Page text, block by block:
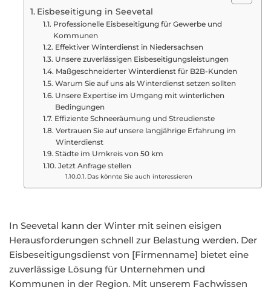
Eisbeseitigung in Seevetal
Professionelle Eisbeseitigung für Gewerbe und
Kommunen
Effektiver Winterdienst in Niedersachsen
Unsere zuverlässigen Eisbeseitigungsleistungen
Maßgeschneiderter Winterdienst für B2B-Kunden
Warum Sie auf uns als Winterdienst setzen sollten
Unsere Expertise im Umgang mit winterlichen
Bedingungen
Effiziente Schneeräumung und Streudienste
Vertrauen Sie auf unsere langjährige Erfahrung im
Winterdienst
Städte im Umkreis von 50 km
Jetzt Anfrage stellen
Das könnte Sie auch interessieren
In Seevetal kann der Winter mit seinen eisigen
Herausforderungen schnell zur Belastung werden. Der
Eisbeseitigungsdienst von [Firmenname] bietet eine
zuverlässige Lösung für Unternehmen und
Kommunen in der Region. Mit unserem Fachwissen